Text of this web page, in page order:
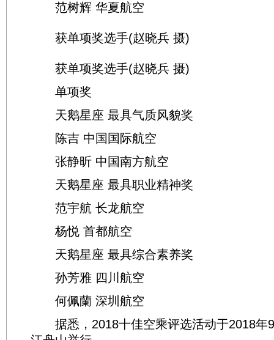
范树辉 华夏航空
获单项奖选手(赵晓兵 摄)
获单项奖选手(赵晓兵 摄)
单项奖
天鹅星座 最具气质风貌奖
陈吉 中国国际航空
张静昕 中国南方航空
天鹅星座 最具职业精神奖
范宇航 长龙航空
杨悦 首都航空
天鹅星座 最具综合素养奖
孙芳雅 四川航空
何佩蘭 深圳航空
据悉，2018十佳空乘评选活动于2018年